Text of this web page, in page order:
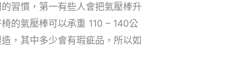
習慣，第一有些人會把氣壓棒升
的氣壓棒可以承重 110 – 140公
，其中多少會有瑕疵品，所以如